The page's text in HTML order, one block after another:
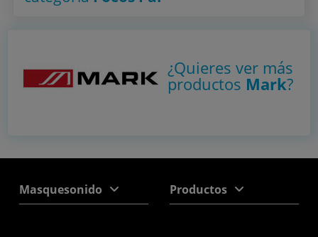
¿Quieres ver más
productos Mark?
Masquesonido Productos